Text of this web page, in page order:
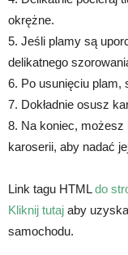
okrężne.
5. Jeśli plamy są
delikatnego
6. Po usunięciu plam,
7. Dokładnie osusz
8. Na koniec, możesz
karoserii, aby nadać
Link tagu HTMLdo
Kliknij tutaj aby
samochodu.